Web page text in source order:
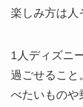
楽しみ方は人
1人ディズニ
過ごせること
べたいものや